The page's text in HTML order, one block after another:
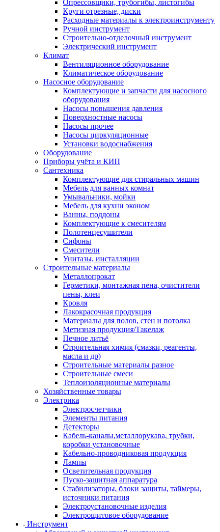
Опрессовщики, трубогибы, листогибы
Круги отрезные, диски
Расходные материалы к электроинструменту
Ручной инструмент
Строительно-отделочный инструмент
Электрический инструмент
Климат
Вентиляционное оборудование
Климатическое оборудование
Насосное оборудование
Комплектующие и запчасти для насосного
оборудования
Насосы повышения давления
Поверхностные насосы
Насосы прочее
Насосы циркуляционные
Установки водоснабжения
Оборудование
Приборы учёта и КИП
Сантехника
Комплектующие для стиральных машин
Мебель для ванных комнат
Умывальники, мойки
Мебель для кухни эконом
Ванны, поддоны
Комплектующие к смесителям
Полотенцесушители
Сифоны
Смесители
Унитазы, инсталляции
Строительные материалы
Металлопрокат
Герметики, монтажная пена, очистители
пены, клеи
Кровля
Лакокрасочная продукция
Материалы для полов, стен и потолка
Метизная продукция/Такелаж
Печное литьё
Строительная химия (смазки, реагенты,
масла и др)
Строительные материалы разное
Строительные смеси
Теплоизоляционные материалы
Хозяйственные товары
Электрика
Электросчетчики
Элементы питания
Детекторы
Кабель-каналы,металлорукава, трубки,
коробки установочные
Кабельно-проводниковая продукция
Лампы
Осветительная продукция
Пуско-защитная аппаратура
Стабилизаторы, блоки защиты, таймеры,
источники питания
Электроустановочные изделия
Электрощитовое оборудование
Инструмент